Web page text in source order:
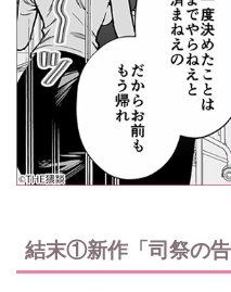
結末①新作「司祭の